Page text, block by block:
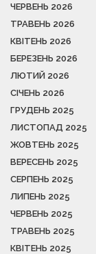
ЧЕРВЕНЬ 2026
ТРАВЕНЬ 2026
КВІТЕНЬ 2026
БЕРЕЗЕНЬ 2026
ЛЮТИЙ 2026
СІЧЕНЬ 2026
ГРУДЕНЬ 2025
ЛИСТОПАД 2025
ЖОВТЕНЬ 2025
ВЕРЕСЕНЬ 2025
СЕРПЕНЬ 2025
ЛИПЕНЬ 2025
ЧЕРВЕНЬ 2025
ТРАВЕНЬ 2025
КВІТЕНЬ 2025